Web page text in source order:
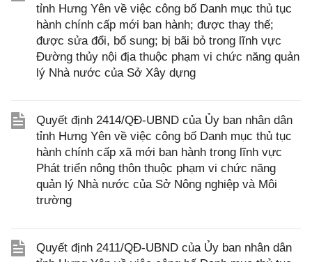
tỉnh Hưng Yên về việc công bố Danh mục thủ tục
hành chính cấp mới ban hành; được thay thế;
được sửa đổi, bổ sung; bị bãi bỏ trong lĩnh vực
Đường thủy nội địa thuộc phạm vi chức năng quản
lý Nhà nước của Sở Xây dựng
Quyết định 2414/QĐ-UBND của Ủy ban nhân dân
tỉnh Hưng Yên về việc công bố Danh mục thủ tục
hành chính cấp xã mới ban hành trong lĩnh vực
Phát triển nông thôn thuộc phạm vi chức năng
quản lý Nhà nước của Sở Nông nghiệp và Môi
trường
Quyết định 2411/QĐ-UBND của Ủy ban nhân dân